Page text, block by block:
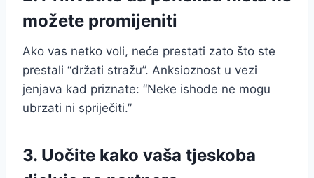
možete promijeniti
Ako vas netko voli, neće prestati zato što ste
prestali “držati stražu”. Anksioznost u vezi
jenjava kad priznate: “Neke ishode ne mogu
ubrzati ni spriječiti.”
3. Uočite kako vaša tjeskoba